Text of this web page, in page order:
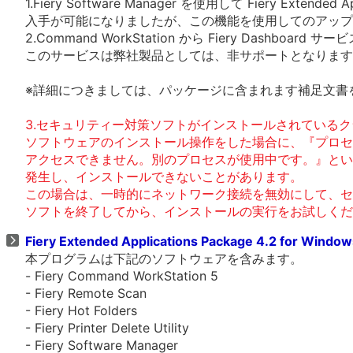
1.Fiery Software Manager を使用して Fiery Extended
入手が可能になりましたが、この機能を使用してのアッ
2.Command WorkStation から Fiery Dashboard サービ
このサービスは弊社製品としては、非サポートとなりま
※詳細につきましては、パッケージに含まれます補足文
3.セキュリティー対策ソフトがインストールされている
ソフトウェアのインストール操作をした場合に、『プロ
アクセスできません。別のプロセスが使用中です。』と
発生し、インストールできないことがあります。
この場合は、一時的にネットワーク接続を無効にして、
ソフトを終了してから、インストールの実行をお試しく
Fiery Extended Applications Package 4.2 for
本プログラムは下記のソフトウェアを含みます。
- Fiery Command WorkStation 5
- Fiery Remote Scan
- Fiery Hot Folders
- Fiery Printer Delete Utility
- Fiery Software Manager